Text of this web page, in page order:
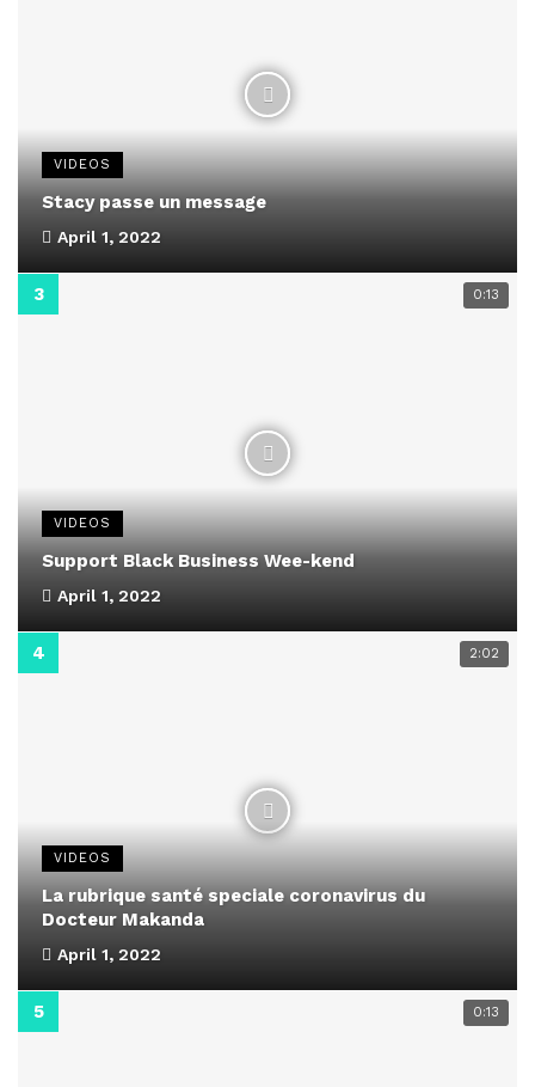
VIDEOS
Stacy passe un message
April 1, 2022
0:13
VIDEOS
Support Black Business Wee-kend
April 1, 2022
2:02
VIDEOS
La rubrique santé speciale coronavirus du
Docteur Makanda
April 1, 2022
0:13